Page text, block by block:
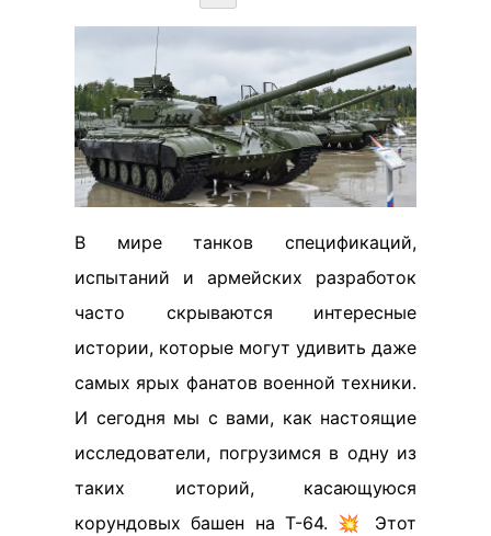
В мире танков спецификаций,
испытаний и армейских разработок
часто скрываются интересные
истории, которые могут удивить даже
самых ярых фанатов военной техники.
И сегодня мы с вами, как настоящие
исследователи, погрузимся в одну из
таких историй, касающуюся
корундовых башен на Т-64. 💥 Этот